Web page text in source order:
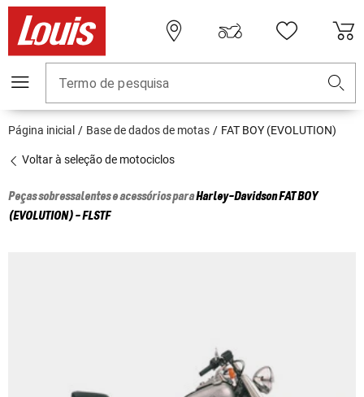
Termo de pesquisa
Página inicial Base de dados de motas FAT BOY (EVOLUTION)
Voltar à seleção de motociclos
Peças sobressalentes e acessórios paraHarley-DavidsonFAT BOY
(EVOLUTION) - FLSTF